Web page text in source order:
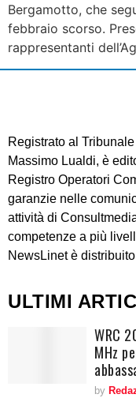
Bergamotto, che
febbraio scorso.
rappresentanti
Registrato al
Massimo Lualdi, è
Registro Operatori
garanzie nelle
attività di
competenze a più
NewsLinet è
ULTIMI
WRC
MHz
by